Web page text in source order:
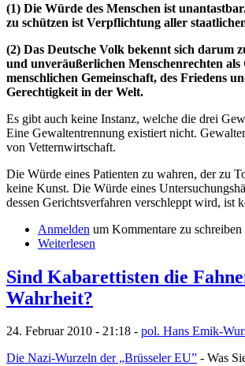
(1) Die Würde des Menschen ist
zu schützen ist Verpflichtung aller
(2) Das Deutsche Volk bekennt sich darum
und unveräußerlichen Menschenrechten
menschlichen Gemeinschaft, des Friedens
Gerechtigkeit in der Welt.
Es gibt auch keine Instanz, welche die drei
Eine Gewaltentrennung existiert nicht.
von Vetternwirtschaft.
Die Würde eines Patienten zu wahren, der zu
keine Kunst. Die Würde eines
dessen Gerichtsverfahren verschleppt wird, ist
Anmelden um Kommentare zu schreiben
Weiterlesen
Sind Kabarettisten die
Wahrheit?
24. Februar 2010 - 21:18 - pol. Hans Emik-
Die Nazi-Wurzeln der „Brüsseler EU” - Was